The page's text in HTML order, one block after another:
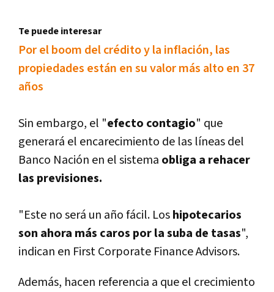
Te puede interesar
Por el boom del crédito y la inflación, las
propiedades están en su valor más alto en 37
años
Sin embargo, el "efecto contagio" que
generará el encarecimiento de las lí­neas del
Banco Nación en el sistema obliga a rehacer
las previsiones.
"Este no será un año fácil. Loshipotecarios
son ahora más caros por la suba de tasas",
indican en First Corporate Finance Advisors.
Además, hacen referencia a que el crecimiento